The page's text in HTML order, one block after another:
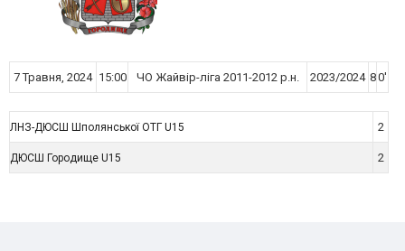
7 Травня, 2024 15:00 ЧО Жайвір-ліга 2011-2012 р.н. 2023/2024 80'
ЛНЗ-ДЮСШ Шполянської ОТГ U15 2
ДЮСШ Городище U15 2